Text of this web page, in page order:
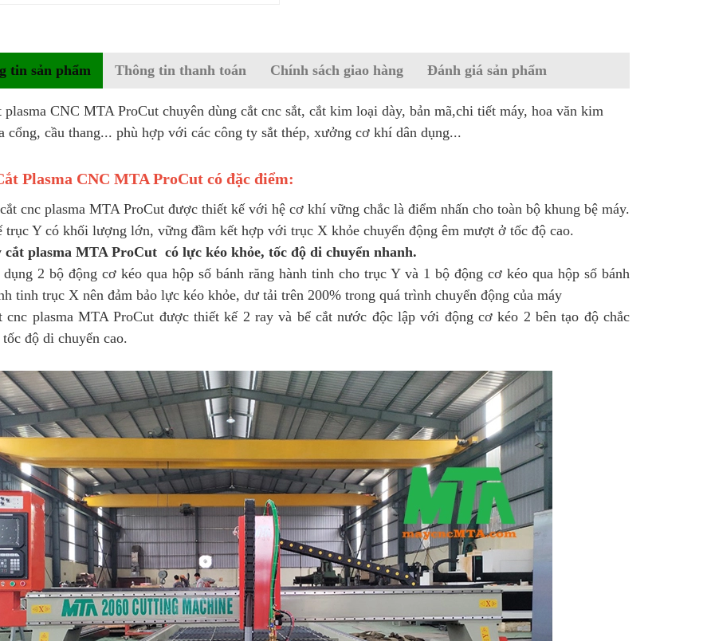
tin sản phẩm Thông tin thanh toán Chính sách giao hàng Đánh giá sản phẩm
plasma CNC MTA ProCut chuyên dùng cắt cnc sắt, cắt kim loại dày, bản mã,chi tiết máy, hoa văn kim
cổng, cầu thang... phù hợp với các công ty sắt thép, xưởng cơ khí dân dụng...
Plasma CNC MTA ProCut có đặc điểm:
cnc plasma MTA ProCut được thiết kế với hệ cơ khí vững chắc là điểm nhấn cho toàn bộ khung bệ máy.
trục Y có khối lượng lớn, vững đầm kết hợp với trục X khỏe chuyển động êm mượt ở tốc độ cao.
cắt plasma MTA ProCut có lực kéo khỏe, tốc độ di chuyển nhanh.
2 bộ động cơ kéo qua hộp số bánh răng hành tinh cho trục Y và 1 bộ động cơ kéo qua hộp số bánh
tinh trục X nên đảm bảo lực kéo khỏe, dư tải trên 200% trong quá trình chuyển động của máy
cnc plasma MTA ProCut được thiết kế 2 ray và bể cắt nước độc lập với động cơ kéo 2 bên tạo độ chắc
tốc độ di chuyển cao.